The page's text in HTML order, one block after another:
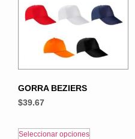
GORRA BEZIERS
$39.67
Seleccionar opciones